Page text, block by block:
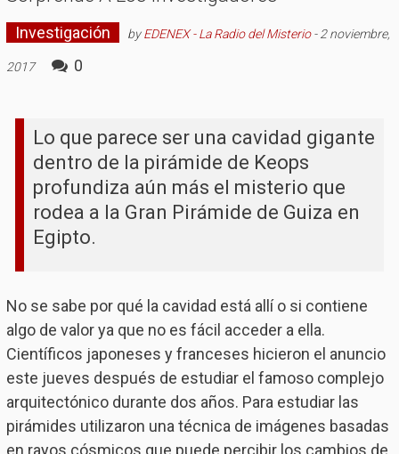
Investigación byEDENEX - La Radio del Misterio- 2 noviembre,
2017 0
Lo que parece ser una cavidad gigante
dentro de la pirámide de Keops
profundiza aún más el misterio que
rodea a la Gran Pirámide de Guiza en
Egipto.
No se sabe por qué la cavidad está allí o si contiene
algo de valor ya que no es fácil acceder a ella.
Científicos japoneses y franceses hicieron el anuncio
este jueves después de estudiar el famoso complejo
arquitectónico durante dos años. Para estudiar las
pirámides utilizaron una técnica de imágenes basadas
en rayos cósmicos que puede percibir los cambios de